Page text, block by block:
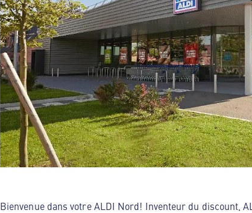
Bienvenue dans votre ALDI Nord! Inventeur du discount,